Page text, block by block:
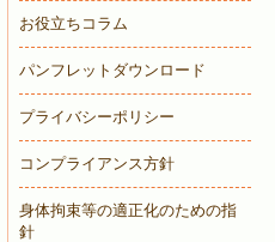
お役立ちコラム
パンフレットダウンロード
プライバシーポリシー
コンプライアンス方針
身体拘束等の適正化のための指
針